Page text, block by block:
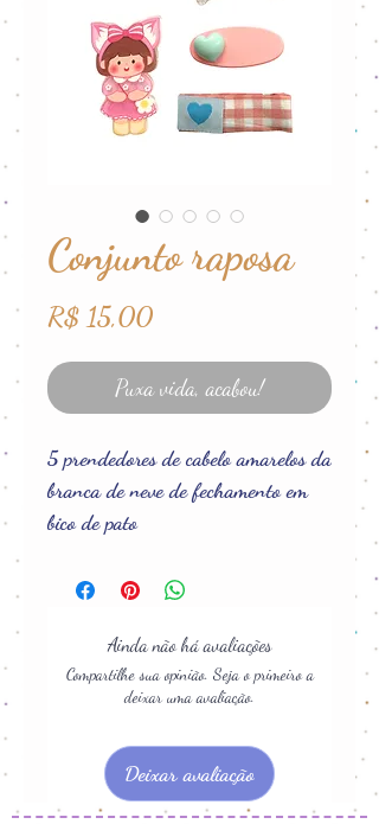
Conjunto raposa
R$ 15,00Preço
Puxa vida, acabou!
5 prendedores de cabelo amarelos da
branca de neve de fechamento em
bico de pato
Ainda não há avaliações
Compartilhe sua opinião. Seja o primeiro a
deixar uma avaliação.
Deixar avaliação